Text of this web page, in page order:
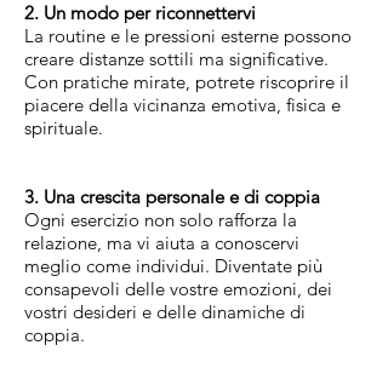
2. Un modo per riconnettervi
La routine e le pressioni esterne possono
creare distanze sottili ma significative.
Con pratiche mirate, potrete riscoprire il
piacere della vicinanza emotiva, fisica e
spirituale.
3. Una crescita personale e di coppia
Ogni esercizio non solo rafforza la
relazione, ma vi aiuta a conoscervi
meglio come individui. Diventate più
consapevoli delle vostre emozioni, dei
vostri desideri e delle dinamiche di
coppia.